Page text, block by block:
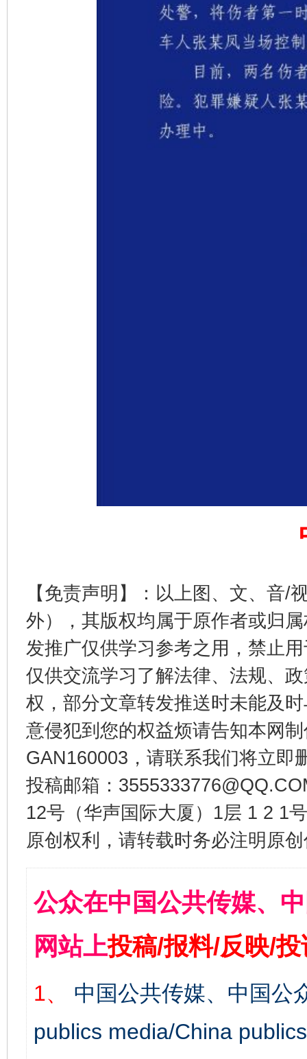
【免责声明】：以上图、文、音/
外），其版权均属于原作者或归
发推广仅供学习参考之用，禁止
仅供交流学习了解法律、法规、
权，部分文章转发推送时未能及
意侵犯到您的权益烦请告知本网
GAN160003，请联系我们将立即
投稿邮箱：
12号（华声国际大厦）1层 1 2 1
原创权利，请转载时务必注明原
公众在中国公共传媒、
网站上投稿/报料/反映/
1、
中国公共传媒、中国公
publics media/China